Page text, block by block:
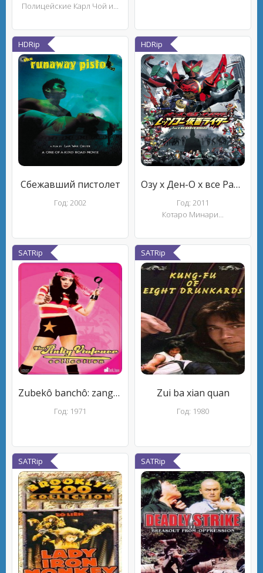
Полицейские Карл Чой и...
HDRip
Сбежавший пистолет
Год: 2002
HDRip
Озу x Ден-О х все Райдеры: Вперёд, Камен Райдеры
Год: 2011
Котаро Минари...
SATRip
Zubekô banchô: zange no neuchi mo nai
Год: 1971
SATRip
Zui ba xian quan
Год: 1980
SATRip SATRip